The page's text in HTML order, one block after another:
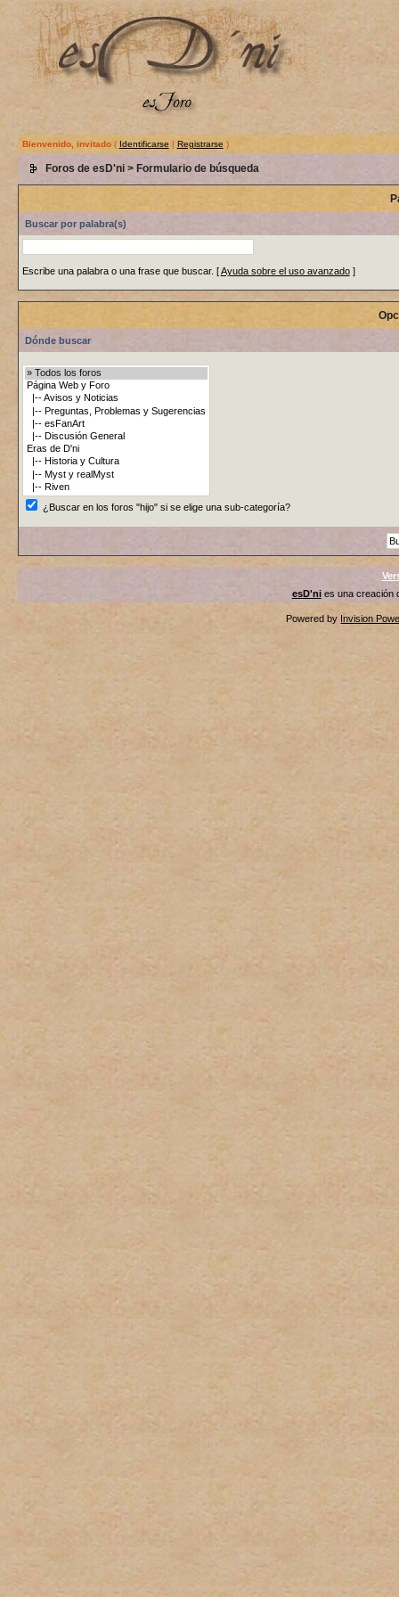
Bienvenido, invitado( Identificarse | Registrarse )
Foros de esD'ni> Formulario de búsqueda
Buscar por palabra(s)
Escribe una palabra o una frase que buscar. [Ayuda sobre el uso avanzado]
Dónde buscar
¿Buscar en los foros "hijo" si se elige una sub-categoría?
esD'nies una creación
Powered by Invision